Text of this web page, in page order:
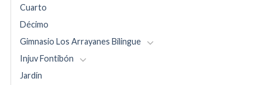
Cuarto
Décimo
Gimnasio Los Arrayanes Bilingue
Injuv Fontibón
Jardín